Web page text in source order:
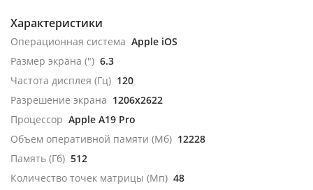
Характеристики
Операционная система Apple iOS
Размер экрана (") 6.3
Частота дисплея (Гц) 120
Разрешение экрана 1206x2622
Процессор Apple A19 Pro
Объем оперативной памяти (Мб) 12228
Память (Гб) 512
Количество точек матрицы (Мп) 48